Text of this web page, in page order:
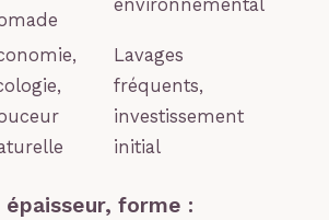
environnemental
Lavages
fréquents,
investissement
initial
forme :